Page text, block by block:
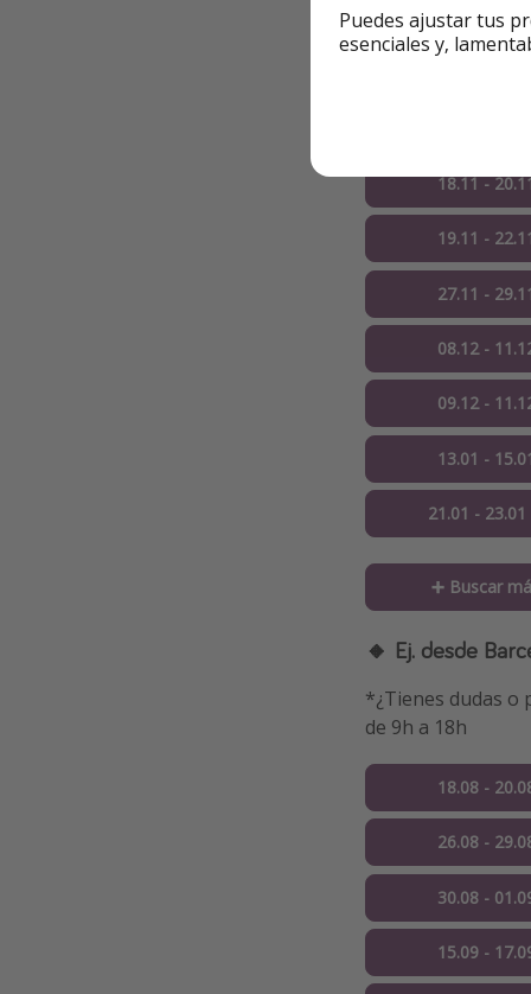
23.09 -
18.11 -
19.11 -
27.11 -
08.12 -
09.12 -
13.01 -
21.01 -
➕ Buscar
🔸 Ej. desde
*¿Tienes dudas o
de 9h a 18h
18.08 -
26.08 -
30.08 -
15.09 -
Puedes ajustar tus
esenciales y,